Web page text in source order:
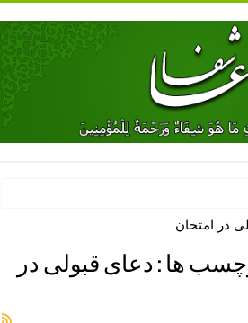
– دعای جلب محبت شوهر
– ذکرهای روزی‌ بخش
– دعای یا من اظهر الجمیل برای
آن ها – ذکر مخصوص مستجاب الدعوه
در امتحان
ها : دعای قبولی در